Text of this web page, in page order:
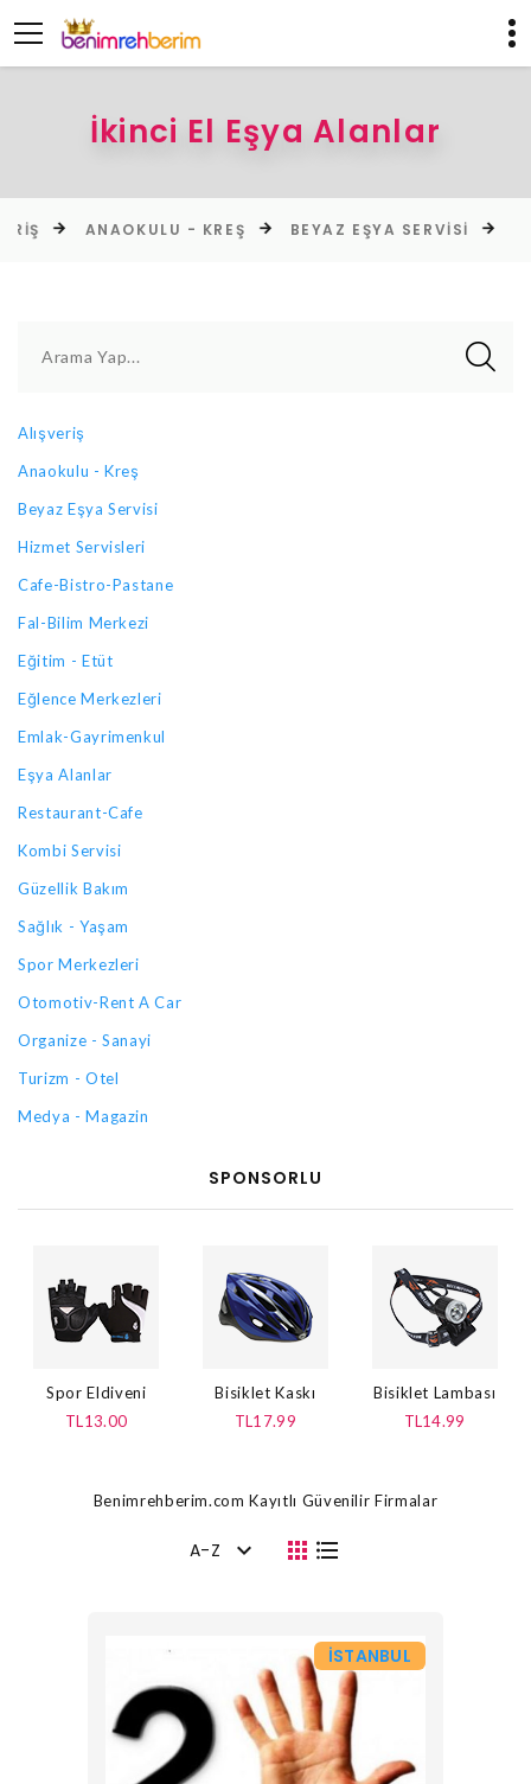
İkinci El Eşya Alanlar
ANAOKULU - KREŞ BEYAZ EŞYA SERVISI
Arama Yap...
Alışveriş
Anaokulu - Kreş
Beyaz Eşya Servisi
Hizmet Servisleri
Cafe-Bistro-Pastane
Fal-Bilim Merkezi
Eğitim - Etüt
Eğlence Merkezleri
Emlak-Gayrimenkul
Eşya Alanlar
Restaurant-Cafe
Kombi Servisi
Güzellik Bakım
Sağlık - Yaşam
Spor Merkezleri
Otomotiv-Rent A Car
Organize - Sanayi
Turizm - Otel
Medya - Magazin
SPONSORLU
Spor Eldiveni
TL13.00
Bisiklet Kaskı
TL17.99
Bisiklet Lambası
TL14.99
Benimrehberim.com Kayıtlı Güvenilir Firmalar
A-Z
İSTANBUL